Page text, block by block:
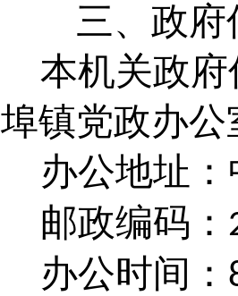
三、政府
本机关政
埠镇党政办公
办公地址：
邮政编码：
办公时间：